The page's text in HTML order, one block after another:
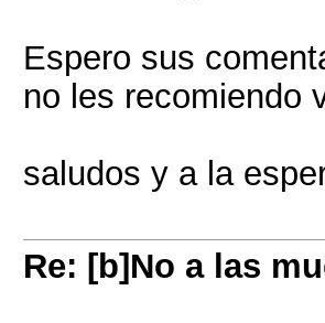
Espero sus
no les recomiendo
saludos y a la
Re: [b]No a las